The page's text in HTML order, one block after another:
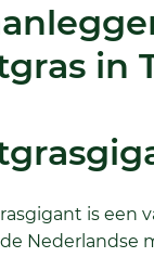
in
is een
Nederlandse